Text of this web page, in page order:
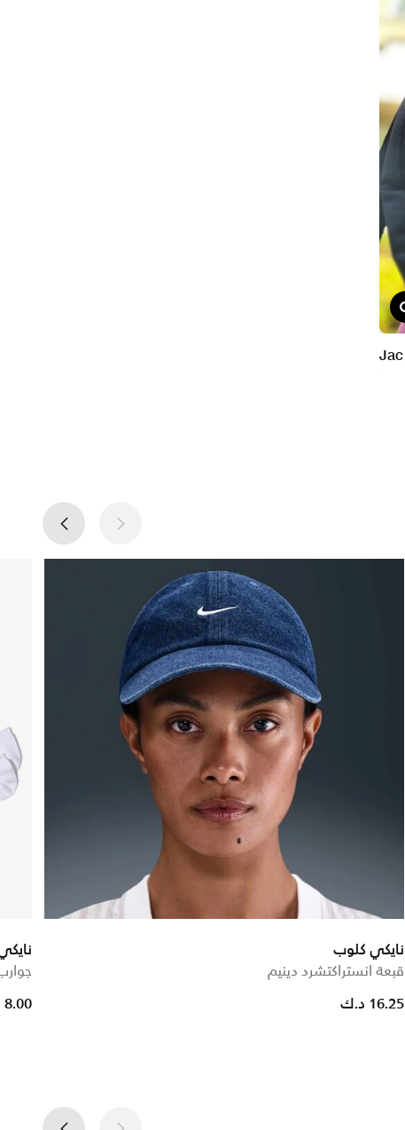
نايكي كلوب
قبعة انستراكتشرد دينيم
16.25 د.ك
جوارب
8.00 د.ك